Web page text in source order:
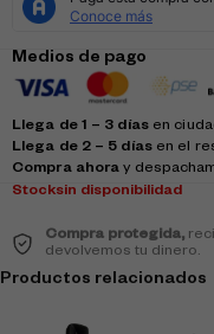
Medios de pago
Llega de 1 – 3 díasen
Llega de 2 – 5 díasen el
Compra ahora y
Stocksin disponibilidad
Compra protegida,
devolvemos tu dinero.
Productos relacionados